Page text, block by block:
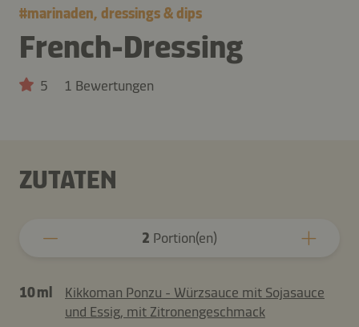
#marinaden, dressings & dips
French-Dressing
5 1 Bewertungen
ZUTATEN
2 Portion(en)
10 ml
Kikkoman Ponzu - Würzsauce mit Sojasauce
und Essig, mit Zitronengeschmack